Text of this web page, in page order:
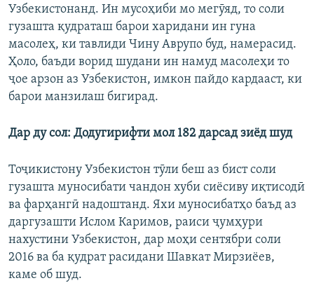
Узбекистонанд. Ин мусоҳиби мо мегӯяд, то соли
гузашта қудраташ барои харидани ин гуна
масолеҳ, ки тавлиди Чину Аврупо буд, намерасид.
Ҳоло, баъди ворид шудани ин намуд масолеҳи то
ҷое арзон аз Узбекистон, имкон пайдо кардааст, ки
барои манзилаш бигирад.
Дар ду сол: Додугирифти мол 182 дарсад зиёд шуд
Тоҷикистону Узбекистон тӯли беш аз бист соли
гузашта муносибати чандон хуби сиёсиву иқтисодӣ
ва фарҳангӣ надоштанд. Яхи муносибатҳо баъд аз
даргузашти Ислом Каримов, раиси ҷумҳури
нахустини Узбекистон, дар моҳи сентябри соли
2016 ва ба қудрат расидани Шавкат Мирзиёев,
каме об шуд.